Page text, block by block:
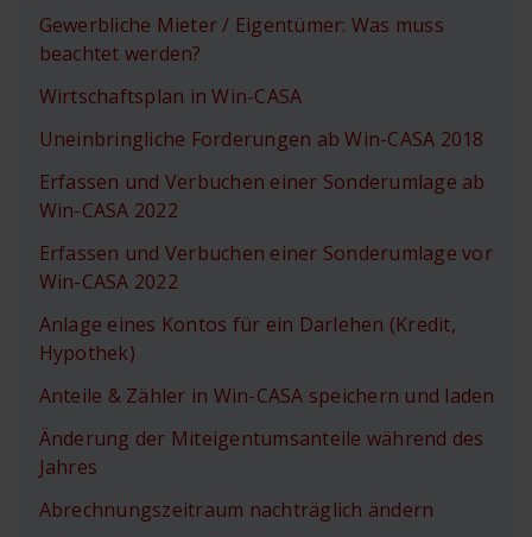
Gewerbliche Mieter / Eigentümer: Was muss
beachtet werden?
Wirtschaftsplan in Win-CASA
Uneinbringliche Forderungen ab Win-CASA 2018
Erfassen und Verbuchen einer Sonderumlage ab
Win-CASA 2022
Erfassen und Verbuchen einer Sonderumlage vor
Win-CASA 2022
Anlage eines Kontos für ein Darlehen (Kredit,
Hypothek)
Anteile & Zähler in Win-CASA speichern und laden
Änderung der Miteigentumsanteile während des
Jahres
Abrechnungszeitraum nachträglich ändern